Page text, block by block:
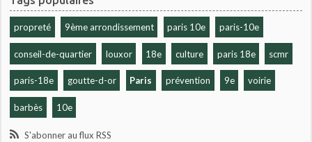
propreté 9ème arrondissement paris 10e paris-10e
conseil-de-quartier louxor 18e culture paris 18e scmr
paris-18e goutte-d-or Paris prévention 9e voirie
barbès 10e
S'abonner au flux RSS